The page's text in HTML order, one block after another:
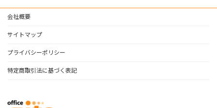
会社概要
サイトマップ
プライバシーポリシー
特定商取引法に基づく表記